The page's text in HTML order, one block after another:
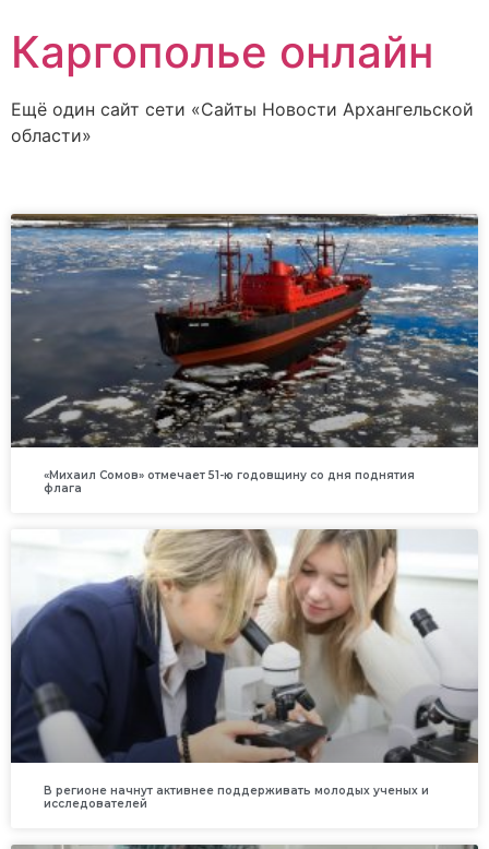
Каргополье онлайн
Ещё один сайт сети «Сайты Новости Архангельской
области»
«Михаил Сомов» отмечает 51-ю годовщину со дня поднятия
флага
В регионе начнут активнее поддерживать молодых ученых и
исследователей